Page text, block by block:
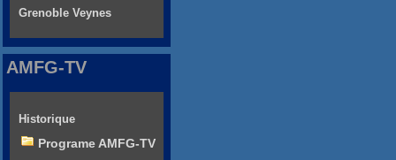
Grenoble Veynes
AMFG-TV
Historique
Programe AMFG-TV